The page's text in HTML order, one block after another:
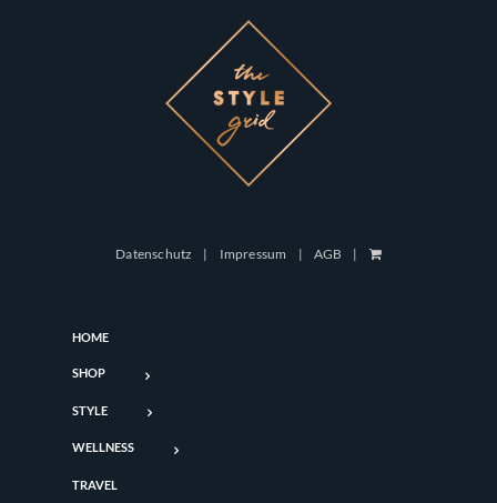
Datenschutz Impressum AGB
HOME
SHOP
STYLE
WELLNESS
TRAVEL